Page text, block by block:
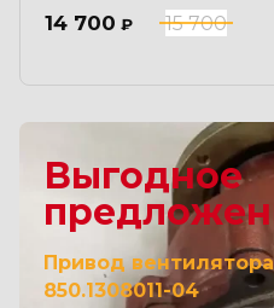
15 700
14 700 ₽
Выгодное
Привод
850.1308011-04